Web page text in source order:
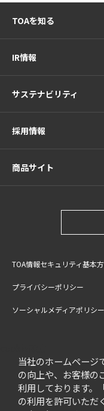
当社のホームページ
の向上や、お客様
利用しております。
の利用を許可いただ
TOAを知る
IR情報
サステナビリティ
採用情報
商品サイト
TOA情報セキュリティ基本
プライバシーポリシー
ソーシャルメディアポリシ
特定商取引法に基づく表記